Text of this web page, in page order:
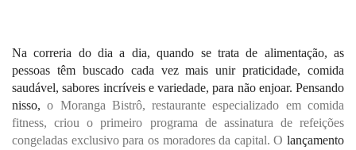
Na correria do dia a dia, quando se trata de alimentação, as
pessoas têm buscado cada vez mais unir praticidade, comida
saudável, sabores incríveis e variedade, para não enjoar. Pensando
nisso, o Moranga Bistrô, restaurante especializado em comida
fitness, criou o primeiro programa de assinatura de refeições
congeladas exclusivo para os moradores da capital. O lançamento